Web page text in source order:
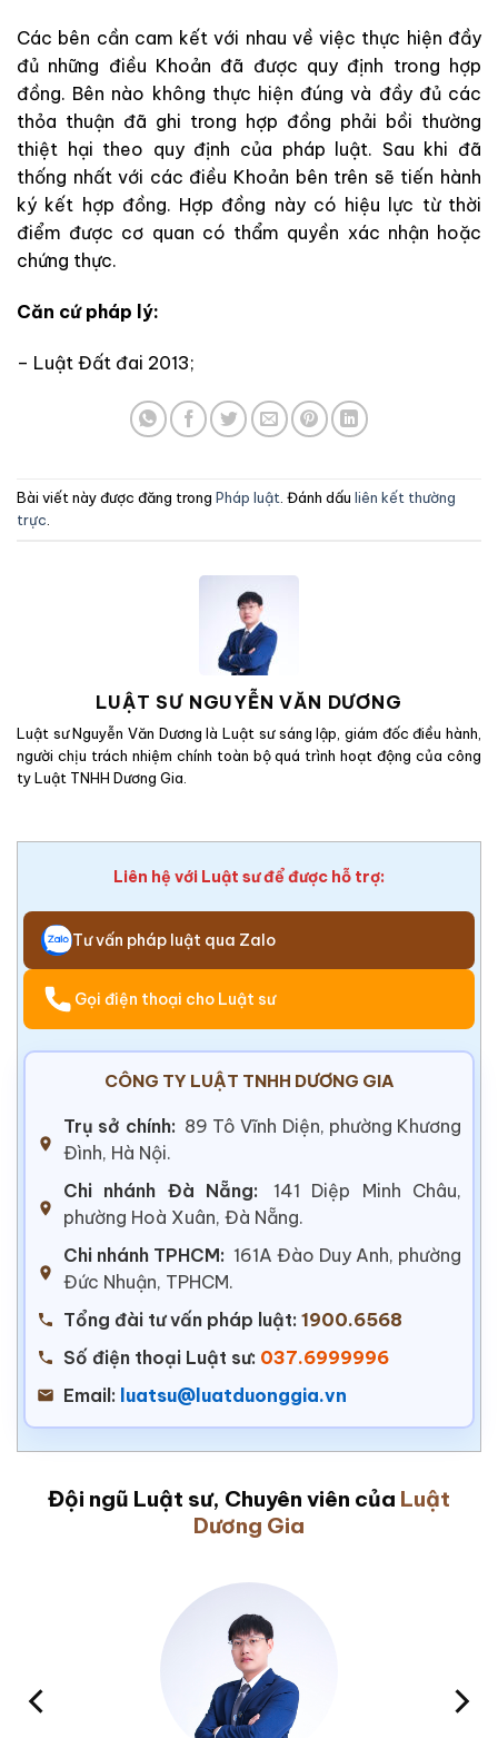
Các bên cần cam kết với nhau về việc thực hiện đầy
đủ những điều Khoản đã được quy định trong hợp
đồng. Bên nào không thực hiện đúng và đầy đủ các
thỏa thuận đã ghi trong hợp đồng phải bồi thường
thiệt hại theo quy định của pháp luật. Sau khi đã
thống nhất với các điều Khoản bên trên sẽ tiến hành
ký kết hợp đồng. Hợp đồng này có hiệu lực từ thời
điểm được cơ quan có thẩm quyền xác nhận hoặc
chứng thực.
Căn cứ pháp lý:
– Luật Đất đai 2013;
Bài viết này được đăng trong Pháp luật. Đánh dấu liên kết thường
trực.
LUẬT SƯ NGUYỄN VĂN DƯƠNG
Luật sư Nguyễn Văn Dương là Luật sư sáng lập, giám đốc điều hành,
người chịu trách nhiệm chính toàn bộ quá trình hoạt động của công
ty Luật TNHH Dương Gia.
Liên hệ với Luật sư để được hỗ trợ:
Tư vấn pháp luật qua Zalo
Gọi điện thoại cho Luật sư
CÔNG TY LUẬT TNHH DƯƠNG GIA
Trụ sở chính: 89 Tô Vĩnh Diện, phường Khương
Đình, Hà Nội.
Chi nhánh Đà Nẵng:
141 Diệp Minh Châu,
phường Hoà Xuân, Đà Nẵng.
Chi nhánh TPHCM: 161A Đào Duy Anh, phường
Đức Nhuận, TPHCM.
Tổng đài tư vấn pháp luật: 1900.6568
Số điện thoại Luật sư: 037.6999996
Email: luatsu@luatduonggia.vn
Đội ngũ Luật sư, Chuyên viên của Luật
Dương Gia